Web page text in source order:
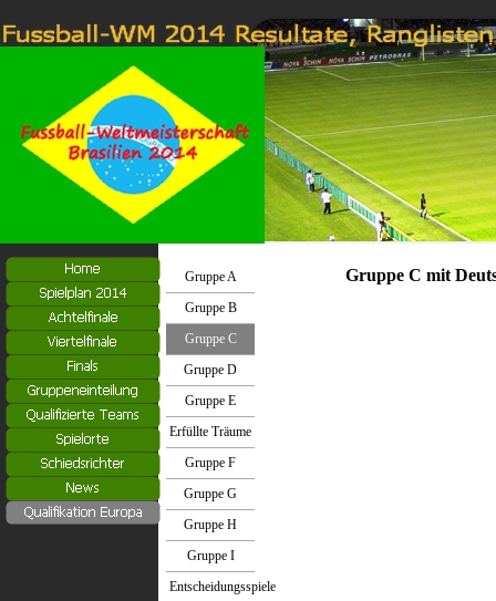
Gruppe A
Gruppe B
Gruppe C
Gruppe D
Gruppe E
Erfüllte Träume
Gruppe F
Gruppe G
Gruppe H
Gruppe I
Entscheidungsspiele
Gruppe C mit